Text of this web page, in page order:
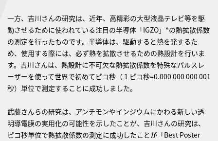
一方、吉川さんの研究は、近年、高精彩の大型液晶テレビ等を駆
動させるために使われている注目の半導体「IGZO」*の熱拡散係数
の測定を行ったものです。半導体は、駆動すると熱を発するた
め、使用する際には、必ず熱を拡散させるための熱設計を行いま
す。吉川さんは、熱設計に不可欠な熱拡散係数を特殊なパルスレ
ーザーを使って世界で初めてピコ秒（１ピコ秒=0.000 000 000 001
秒）単位で測定することに成功しました。
武藤さんらの研究は、アンチモンやインジウムにかわる新しい透
明導電膜の実用化の可能性を示したことが、吉川さんの研究は、
ピコ秒単位で熱拡散係数の測定に成功したことが「Best Poster